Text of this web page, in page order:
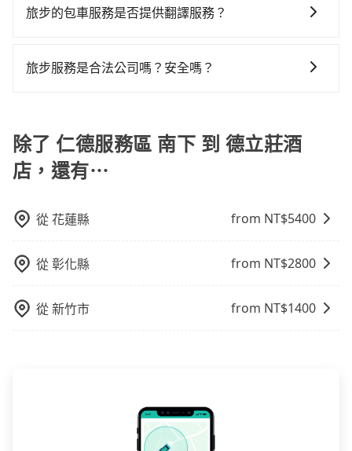
南下還有段路，且須配合車行營業時間做租還動作，另
還車時可能遭遇各種莫名理由而被額外收費，風險可謂
週內寄出電子收據。
比較寬鬆且不介意耗時轉乘可選大眾運輸或較貴的計程
車。 時間：需在特定時間到達目的地可選包車或計程
供用車前一天凌晨六點前取消訂單的服務。所以我們會
可事先將您的需求寄至旅步的客服信箱：
旅步的包車服務是否提供翻譯服務？
專人回覆您。
旅步服務是合法公司嗎？安全嗎？
機服務，因為您的安全旅步比您更重視。
除了 仁德服務區 南下 到 德立莊酒
店，還有⋯
從花蓮縣 from NT$5400
從彰化縣 from NT$2800
從新竹市 from NT$1400